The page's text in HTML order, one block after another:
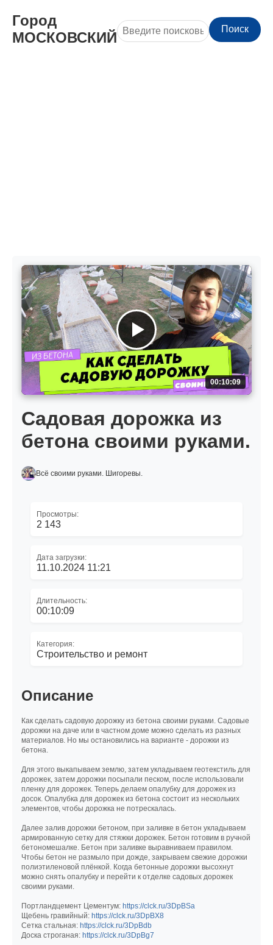
Город
МОСКОВСКИЙ
Поиск
00:10:09
Садовая дорожка из
бетона своими руками.
Всё своими руками. Шигоревы.
Просмотры:
2 143
Дата загрузки:
11.10.2024 11:21
Длительность:
00:10:09
Категория:
Строительство и ремонт
Описание
Как сделать садовую дорожку из бетона своими руками. Садовые
дорожки на даче или в частном доме можно сделать из разных
материалов. Но мы остановились на варианте - дорожки из
бетона.
Для этого выкапываем землю, затем укладываем геотекстиль для
дорожек, затем дорожки посыпали песком, после использовали
пленку для дорожек. Теперь делаем опалубку для дорожек из
досок. Опалубка для дорожек из бетона состоит из нескольких
элементов, чтобы дорожка не потрескалась.
Далее залив дорожки бетоном, при заливке в бетон укладываем
армированную сетку для стяжки дорожек. Бетон готовим в ручной
бетономешалке. Бетон при заливке выравниваем правилом.
Чтобы бетон не размыло при дожде, закрываем свежие дорожки
полиэтиленовой плёнкой. Когда бетонные дорожки высохнут
можно снять опалубку и перейти к отделке садовых дорожек
своими руками.
Портландцемент Цементум: https://clck.ru/3DpBSa
Щебень гравийный: https://clck.ru/3DpBX8
Сетка стальная: https://clck.ru/3DpBdb
Доска строганая: https://clck.ru/3DpBg7